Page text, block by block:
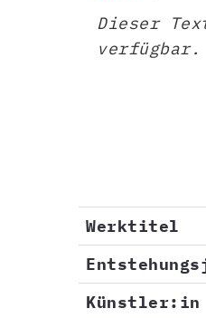
Dieser
verfügbar.
Werktitel
Künstler:in